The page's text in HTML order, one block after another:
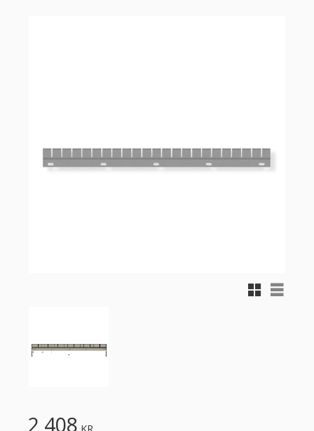
Rutnätsvy
Listvy
2 408